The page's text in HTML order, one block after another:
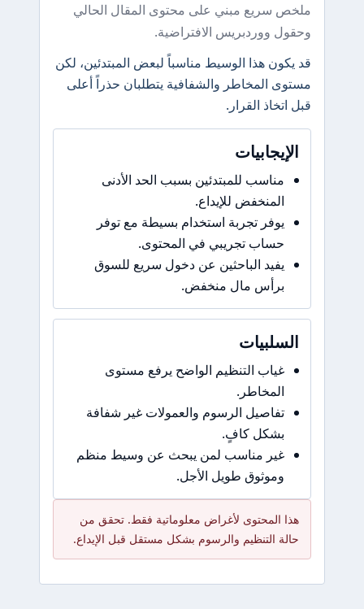
ملخص سريع مبني على محتوى المقال الحالي
وحقول ووردبريس الافتراضية.
قد يكون هذا الوسيط مناسباً لبعض المبتدئين، لكن
مستوى المخاطر والشفافية يتطلبان حذراً أعلى
قبل اتخاذ القرار.
الإيجابيات
مناسب للمبتدئين بسبب الحد الأدنى
المنخفض للإيداع.
يوفر تجربة استخدام بسيطة مع توفر
حساب تجريبي في المحتوى.
يفيد الباحثين عن دخول سريع للسوق
برأس مال منخفض.
السلبيات
غياب التنظيم الواضح يرفع مستوى
المخاطر.
تفاصيل الرسوم والعمولات غير شفافة
بشكل كافٍ.
غير مناسب لمن يبحث عن وسيط منظم
وموثوق طويل الأجل.
هذا المحتوى لأغراض معلوماتية فقط. تحقق من
حالة التنظيم والرسوم بشكل مستقل قبل الإيداع.